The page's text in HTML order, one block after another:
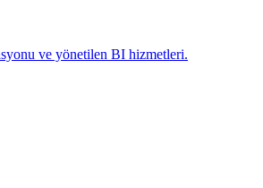
ve yönetilen BI hizmetleri.